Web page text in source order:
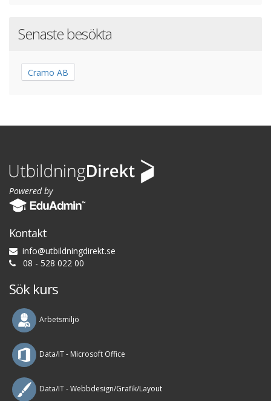
Senaste besökta
Cramo AB
Powered by
Kontakt
e
s
.
t
k
e
r
i
d
g
n
i
n
d
l
i
b
t
u
@
o
f
n
i
08 - 528 022 00
Sök kurs
Arbetsmiljö
Data/IT - Microsoft Office
Data/IT - Webbdesign/Grafik/Layout